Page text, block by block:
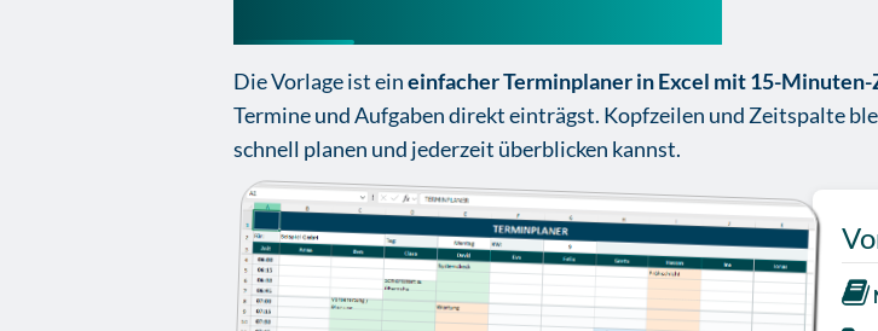
Die Vorlage ist eineinfacher Terminplaner in Excel mit 15-
Termine und Aufgaben direkt einträgst. Kopfzeilen und Zeitspalte
schnell planen und jederzeit überblicken kannst.